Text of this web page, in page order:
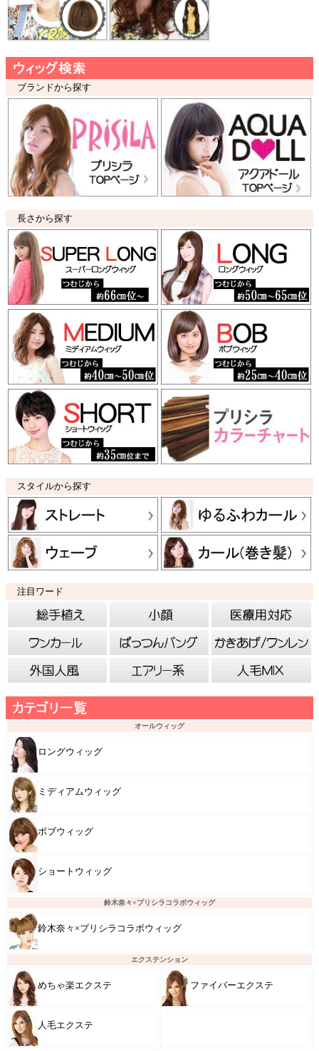
ブランドから探す
長さから探す
スタイルから探す
注目ワード
オールウィッグ
ロングウィッグ
ミディアムウィッグ
ボブウィッグ
ショートウィッグ
鈴木奈々×プリシラコラボウィッグ
鈴木奈々×プリシラコラボウィッグ
エクステンション
めちゃ楽エクステ ファイバーエクステ
人毛エクステ